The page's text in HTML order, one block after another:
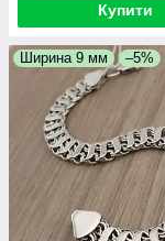
Купити
Ширина 9 мм –5%